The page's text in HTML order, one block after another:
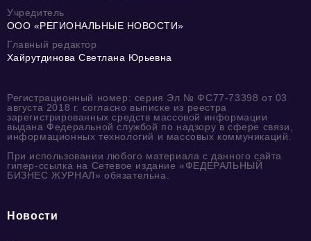
Учредитель
ООО «РЕГИОНАЛЬНЫЕ НОВОСТИ»
Главный редактор
Хайрутдинова Светлана Юрьевна
Регистрационный номер: серия Эл № ФС77-73398 от 03
августа 2018 г. согласно выписке из реестра
зарегистрированных средств массовой информации
выдана Федеральной службой по надзору в сфере связи,
информационных технологий и массовых коммуникаций.
При использовании любого материала с данного сайта
гипер-ссылка на Сетевое издание «ФЕДЕРАЛЬНЫЙ
БИЗНЕС ЖУРНАЛ» обязательна.
Новости